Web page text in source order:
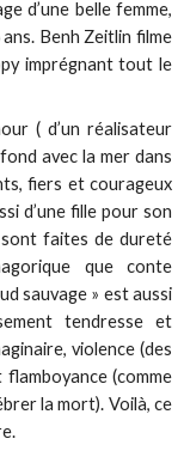
d’une belle femme,
Benh Zeitlin filme
imprégnant tout le
( d’un réalisateur
avec la mer dans
fiers et courageux
d’une fille pour son
faites de dureté
que conte
sauvage » est aussi
tendresse et
violence (des
(comme
la mort). Voilà, ce